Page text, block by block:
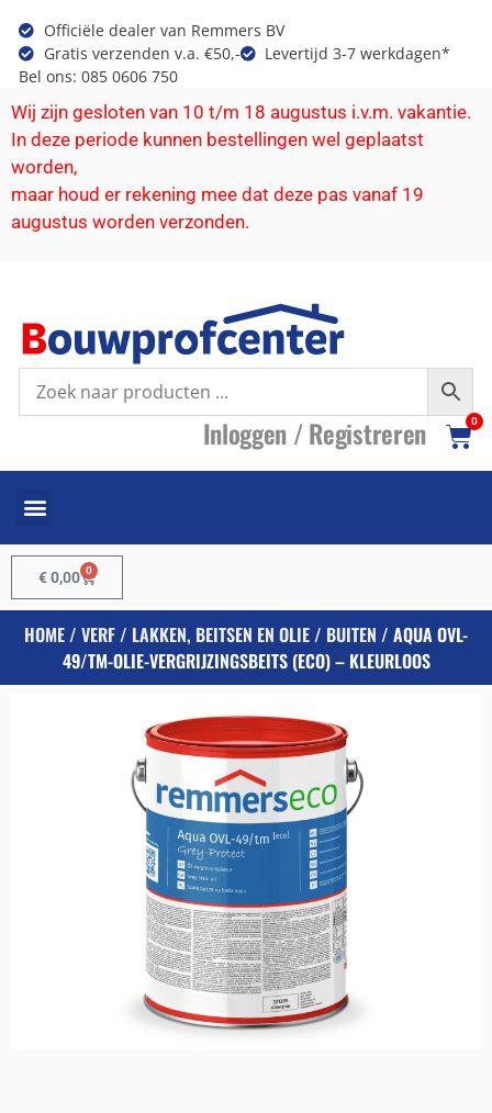
Officiële dealer van Remmers BV
Gratis verzenden v.a. €50,-
Levertijd 3-7 werkdagen*
Bel ons: 085 0606 750
Wij zijn gesloten van 10 t/m 18 augustus i.v.m. vakantie.
In deze periode kunnen bestellingen wel geplaatst
worden,
maar houd er rekening mee dat deze pas vanaf 19
augustus worden verzonden.
Inloggen /Registreren 0
€0,00 0
HOME/ VERF/ LAKKEN, BEITSEN EN OLIE/ BUITEN / AQUA OVL-
49/TM-OLIE-VERGRIJZINGSBEITS (ECO) – KLEURLOOS